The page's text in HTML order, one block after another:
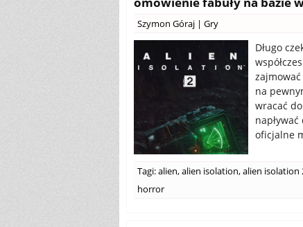
Szymon Góraj | Gry
Długo
na
wracać
oficjalne
Tagi:alien,alien isolation,alien isolation
horror